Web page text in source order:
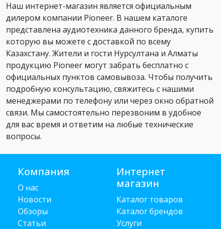
Наш интернет-магазин является официальным
дилером компании Pioneer. В нашем каталоге
представлена аудиотехника данного бренда, купить
которую вы можете с доставкой по всему
Казахстану. Жители и гости Нурсултана и Алматы
продукцию Pioneer могут забрать бесплатно с
официальных пунктов самовывоза. Чтобы получить
подробную консультацию, свяжитесь с нашими
менеджерами по телефону или через окно обратной
связи. Мы самостоятельно перезвоним в удобное
для вас время и ответим на любые технические
вопросы.
Компания
О нас
Новости
Обзоры
Статьи
Интернет
магазин
Каталог товаров
Каталог брендов
Услуги